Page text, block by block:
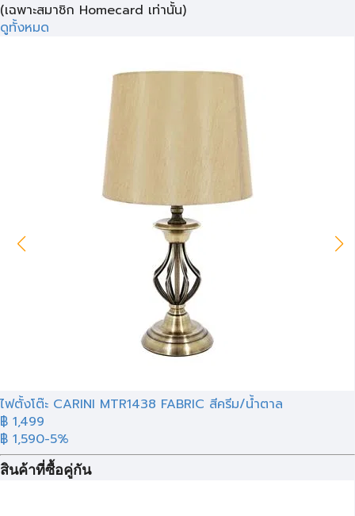
(เฉพาะสมาชิก Homecard เท่านั้น)
ดูทั้งหมด
ไฟตั้งโต๊ะ CARINI MTR1438 FABRIC สีครีม/น้ำตาล
฿ 1,499
฿ 1,590-5%
สินค้าที่ซื้อคู่กัน